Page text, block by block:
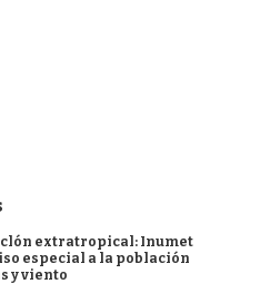
extratropical: Inumet
especial a la población
y viento